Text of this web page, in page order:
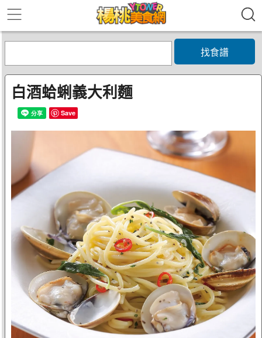
找食譜
白酒蛤蜊義大利麵
Save